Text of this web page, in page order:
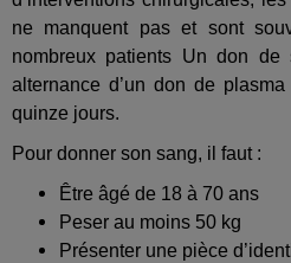
ne manquent pas et sont
nombreux patients Un don
alternance d’un don de
quinze jours.
Pour donner son sang, il faut :
Être âgé de 18 à 70 ans
Peser au moins 50 kg
Présenter une pièce